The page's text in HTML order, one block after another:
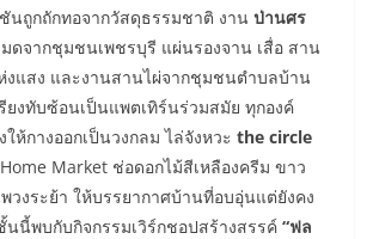
นถูกถักทอจากวัสดุธรรมชาติ งาน ป่านศร
ดจากชุมชนเพชรบุรี แผ่นรองจาน เสื่อ สาน
แสง และงานสานไผ่จากชุมชนตำบลบ้าน
ยงทับซ้อนเป็นแพตเทิร์นร่วมสมัย ทุกองค์
ห้กางออกเป็นวงกลม ไล่จังหวะ the circle
Market ช่อดอกไม้สีเหลืองครีม ขาว
วงระย้า ให้บรรยากาศบ้านที่อบอุ่นแต่ยังคง
นนี้พบกับกิจกรรมเวิร์กชอปสร้างสรรค์ “ฟล